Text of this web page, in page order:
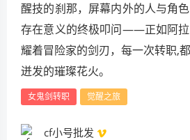
醒技的刹那，屏幕内外的人与角
存在意义的终极叩问——正如阿
耀着冒险家的剑刃，每一次转职,
迸发的璀璨花火。
女鬼剑转职 觉醒之旅
cf小号批发